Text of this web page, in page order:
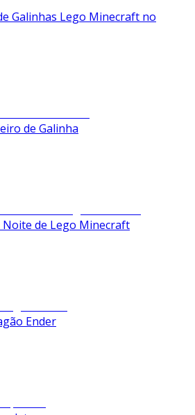
Galinhas Lego Minecraft no
de Galinha
de Lego Minecraft
Ender